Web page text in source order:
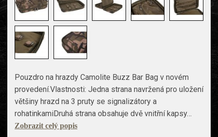
Pouzdro na hrazdy Camolite Buzz Bar Bag v novém
provedení.Vlastnosti: Jedna strana navržená pro uložení
většiny hrazd na 3 pruty se signalizátory a
rohatinkamiDruhá strana obsahuje dvě vnitřní kapsy…
Zobrazit celý popis